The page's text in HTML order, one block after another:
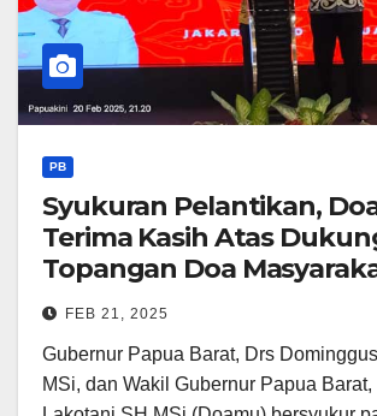
PB
Syukuran Pelantikan,
Terima Kasih Atas
Topangan Doa
FEB 21, 2025
Gubernur Papua Barat, Drs
MSi, dan Wakil Gubernur Papua Barat,